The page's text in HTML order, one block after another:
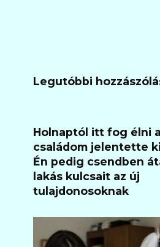
Legutóbbi
Holnaptól itt fog élni
családom jelentette
Én pedig csendben
lakás kulcsait az új
tulajdonosoknak